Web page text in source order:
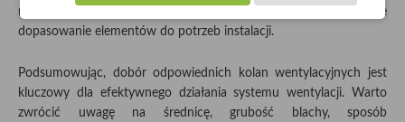
nachylenia - 15°, 30°, 45° i 90° - co pozwala na precyzyjne
dopasowanie elementów do potrzeb instalacji.
Podsumowując, dobór odpowiednich kolan wentylacyjnych jest
kluczowy dla efektywnego działania systemu wentylacji. Warto
zwrócić uwagę na średnicę, grubość blachy, sposób